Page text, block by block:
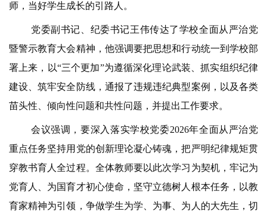
师 ，当好学生成长的引路人。
党委副书记、纪委书记王伟传达了学校全面从严治党
暨警示教育大会精神，他强调要把思想和行动统一到学校部
署上来，以“三个更加”为遵循深化理论武装、抓实组织纪律
建设、筑牢安全防线，通报了违规违纪典型案例，以及各类
苗头性、倾向性问题和共性问题，并提出工作要求。
会议强调，要深入落实学校党委2026年全面从严治党
重点任务坚持用党的创新理论凝心铸魂，把严明纪律规矩贯
穿教书育人全过程。全体教师要以此次学习为契机，牢记为
党育人、为国育才初心使命，坚守立德树人根本任务，以教
育家精神为引领，争做学生为学、为事、为人的大先生，切